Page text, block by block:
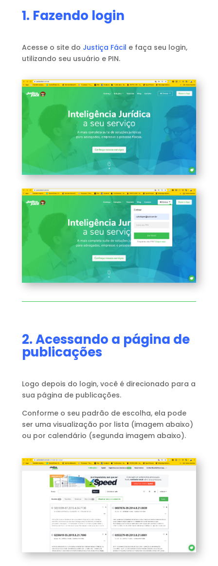
1. Fazendo login
Acesse o site do Justiça Fácil e faça seu login,
utilizando seu usuário e PIN.
2. Acessando a página de
publicações
Logo depois do login, você é direcionado para a
sua página de publicações.
Conforme o seu padrão de escolha, ela pode
ser uma visualização por lista (imagem abaixo)
ou por calendário (segunda imagem abaixo).